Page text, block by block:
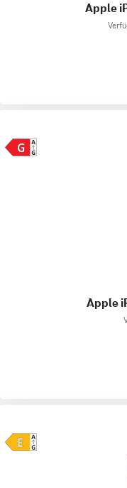
Apple
Apple